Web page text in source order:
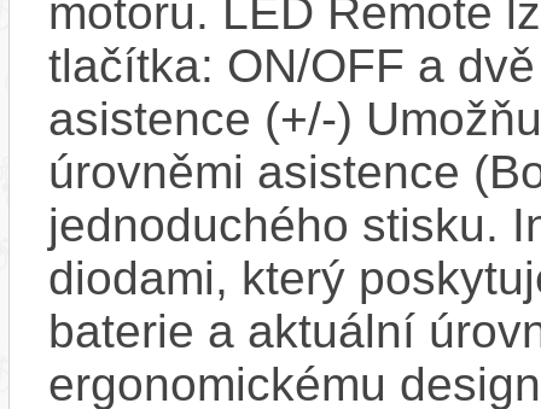
motoru. LED Remote
tlačítka: ON/OFF a
asistence (+/-)
úrovněmi asistence
jednoduchého stisku.
diodami, který
baterie a aktuální
ergonomickému